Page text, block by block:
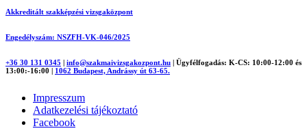
Akkreditált szakképzési vizsgaközpont
Engedélyszám: NSZFH-VK-046/2025
+36 30 131 0345 info@szakmaivizsgakozpont.hu
Ügyfélfogadás: K-CS: 10:00-12:00 és
13:00:-16:00
1062 Budapest, Andrássy út 63-65.
Impresszum
Adatkezelési tájékoztató
Facebook